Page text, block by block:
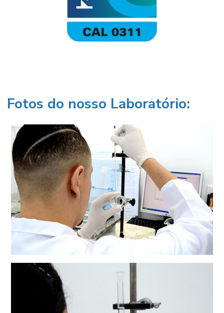
Fotos do nosso Laboratório: